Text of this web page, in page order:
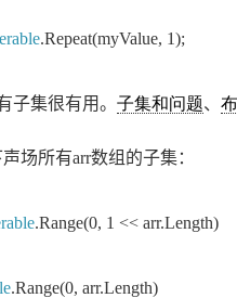
.Repeat(myValue, 1);
子集很有用。 子集和问题、
场所有arr数组的子集：
.Range(0, 1 << arr.Length)
.Range(0, arr.Length)